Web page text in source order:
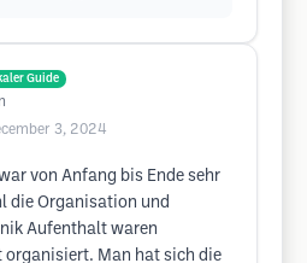
Guide
3, 2024
von Anfang bis Ende sehr
die Organisation und
Aufenthalt waren
organisiert. Man hat sich die